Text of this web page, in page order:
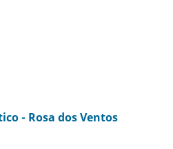
- Rosa dos Ventos